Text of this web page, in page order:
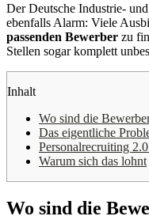
Der Deutsche Industrie-
ebenfalls Alarm: Viele
passenden Bewerber zu
Stellen sogar komplett
Inhalt
Wo sind die
Das eigentliche
Personalrecruiting
Warum sich das lohnt
Wo sind die